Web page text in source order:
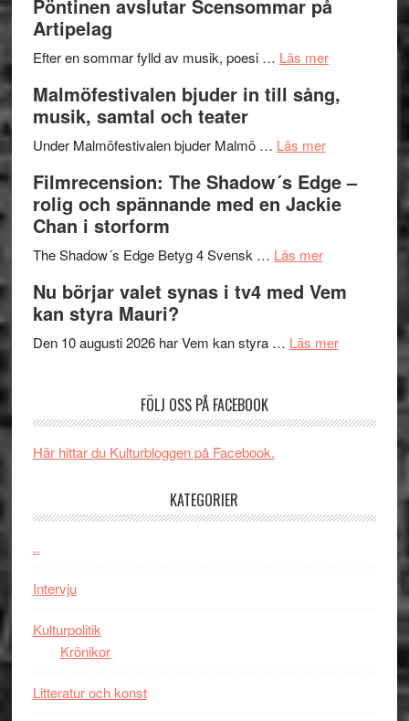
Delvis
genrens
terräng
på
Pöntinen avslutar Scensommar på
Artipelag
Efter en sommar fylld av musik, poesi … Läs merom
Endre,
Roland
Pöntinen
Scensommar
Artipelag
Malmöfestivalen bjuder in till sång,
musik, samtal och teater
Under Malmöfestivalen bjuder Malmö … Läs merom
bjuder
in
samtal
teater
Filmrecension: The Shadow´s Edge –
rolig och spännande med en Jackie
Chan i storform
The Shadow´s Edge Betyg 4 Svensk … Läs merom
The
´s
och
Jackie
Nu börjar valet synas i tv4 med Vem
kan styra Mauri?
Den 10 augusti 2026 har Vem kan styra … Läs merom
synas
Vem
FÖLJ OSS PÅ FACEBOOK
Här hittar du Kulturbloggen på Facebook.
KATEGORIER
..
Intervju
Kulturpolitik
Krönikor
Litteratur och konst